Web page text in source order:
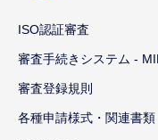
ISO認証審査
審査手続きシステム -
審査登録規則
各種申請様式・関連書類